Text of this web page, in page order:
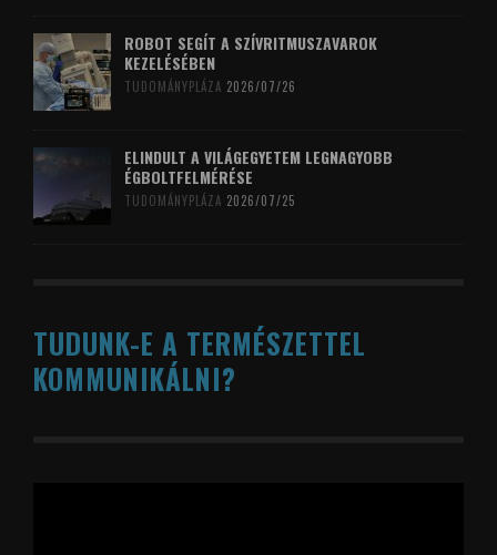
ROBOT SEGÍT A SZÍVRITMUSZAVAROK
KEZELÉSÉBEN
TUDOMÁNYPLÁZA 2026/07/26
ELINDULT A VILÁGEGYETEM LEGNAGYOBB
ÉGBOLTFELMÉRÉSE
TUDOMÁNYPLÁZA 2026/07/25
TUDUNK-E A TERMÉSZETTEL
KOMMUNIKÁLNI?